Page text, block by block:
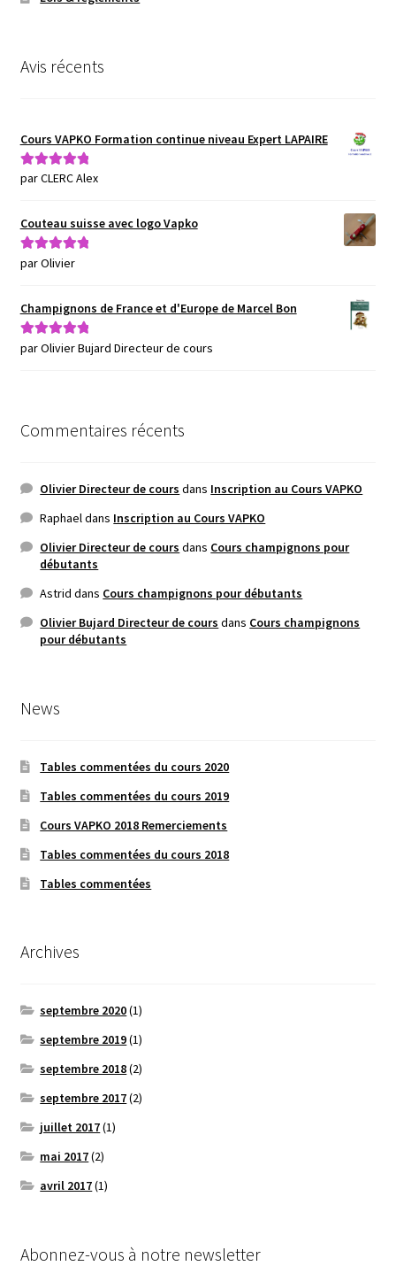
Avis récents
Cours VAPKO Formation continue niveau Expert LAPAIRE
Note5sur 5
par CLERC Alex
Couteau suisse avec logo Vapko
Note5sur 5
par Olivier
Champignons de France et d'Europe de Marcel Bon
Note5sur 5
par Olivier Bujard Directeur de cours
Commentaires récents
Olivier Directeur de cours dans Inscription au Cours VAPKO
Raphaeldans Inscription au Cours VAPKO
Olivier Directeur de cours dans Cours champignons pour
débutants
Astrid dans Cours champignons pour débutants
Olivier Bujard Directeur de cours dans Cours champignons
pour débutants
News
Tables commentées du cours 2020
Tables commentées du cours 2019
Cours VAPKO 2018 Remerciements
Tables commentées du cours 2018
Tables commentées
Archives
septembre 2020(1)
septembre 2019(1)
septembre 2018(2)
septembre 2017(2)
juillet 2017(1)
mai 2017(2)
avril 2017(1)
Abonnez-vous à notre newsletter